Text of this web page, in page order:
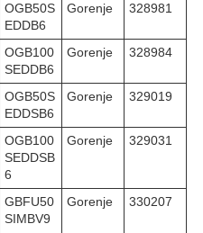
OGB50S
EDDB6
Gorenje 328981
OGB100
SEDDB6
Gorenje 328984
OGB50S
EDDSB6
Gorenje 329019
OGB100
SEDDSB
6
Gorenje 329031
GBFU50
SIMBV9
Gorenje 330207